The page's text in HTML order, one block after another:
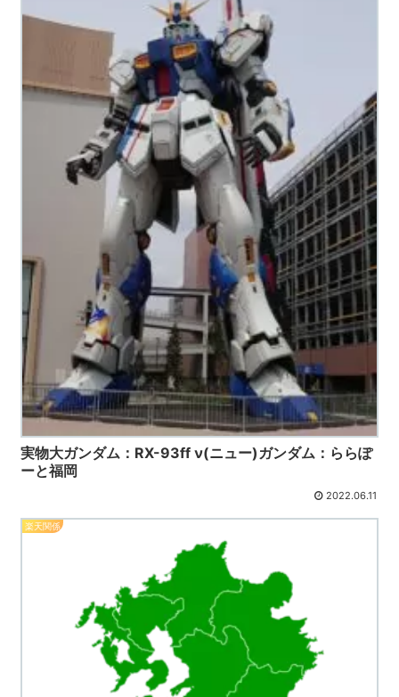
実物大ガンダム：RX-93ff ν(ニュー)ガンダム：ららぽ
ーと福岡
2022.06.11
楽天関係